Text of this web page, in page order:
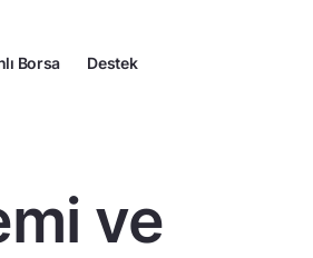
Borsa Destek
ve